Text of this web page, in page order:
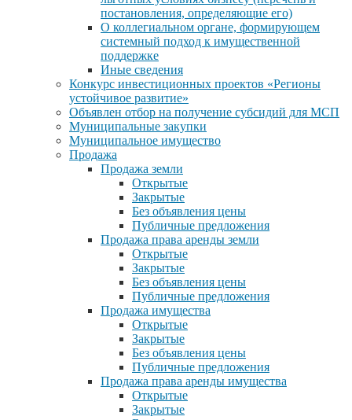
постановления, определяющие его)
О коллегиальном органе, формирующем
системный подход к имущественной
поддержке
Иные сведения
Конкурс инвестиционных проектов «Регионы
устойчивое развитие»
Объявлен отбор на получение субсидий для МСП
Муниципальные закупки
Муниципальное имущество
Продажа
Продажа земли
Открытые
Закрытые
Без объявления цены
Публичные предложения
Продажа права аренды земли
Открытые
Закрытые
Без объявления цены
Публичные предложения
Продажа имущества
Открытые
Закрытые
Без объявления цены
Публичные предложения
Продажа права аренды имущества
Открытые
Закрытые